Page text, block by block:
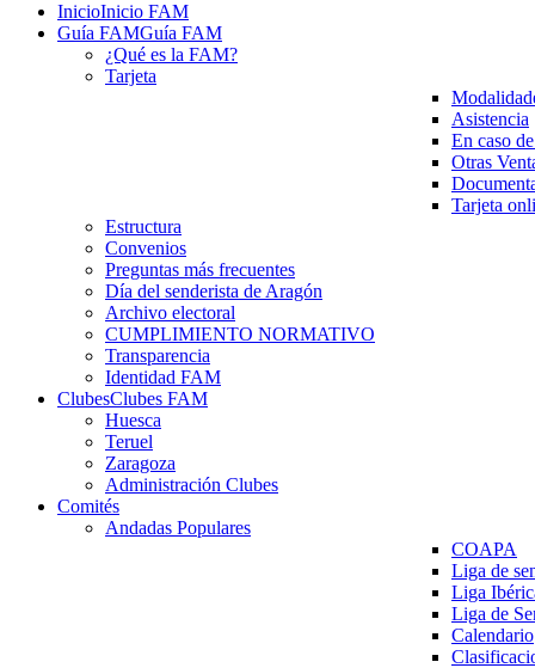
InicioInicio FAM
Guía FAMGuía FAM
¿Qué es la FAM?
Tarjeta
Asistencia
En caso
Otras
Tarjeta
Estructura
Convenios
Preguntas más frecuentes
Día del senderista de Aragón
Archivo electoral
CUMPLIMIENTO NORMATIVO
Transparencia
Identidad FAM
ClubesClubes FAM
Huesca
Teruel
Zaragoza
Administración Clubes
Comités
Andadas Populares
COAPA
Liga de
Liga
Liga de
Calendario